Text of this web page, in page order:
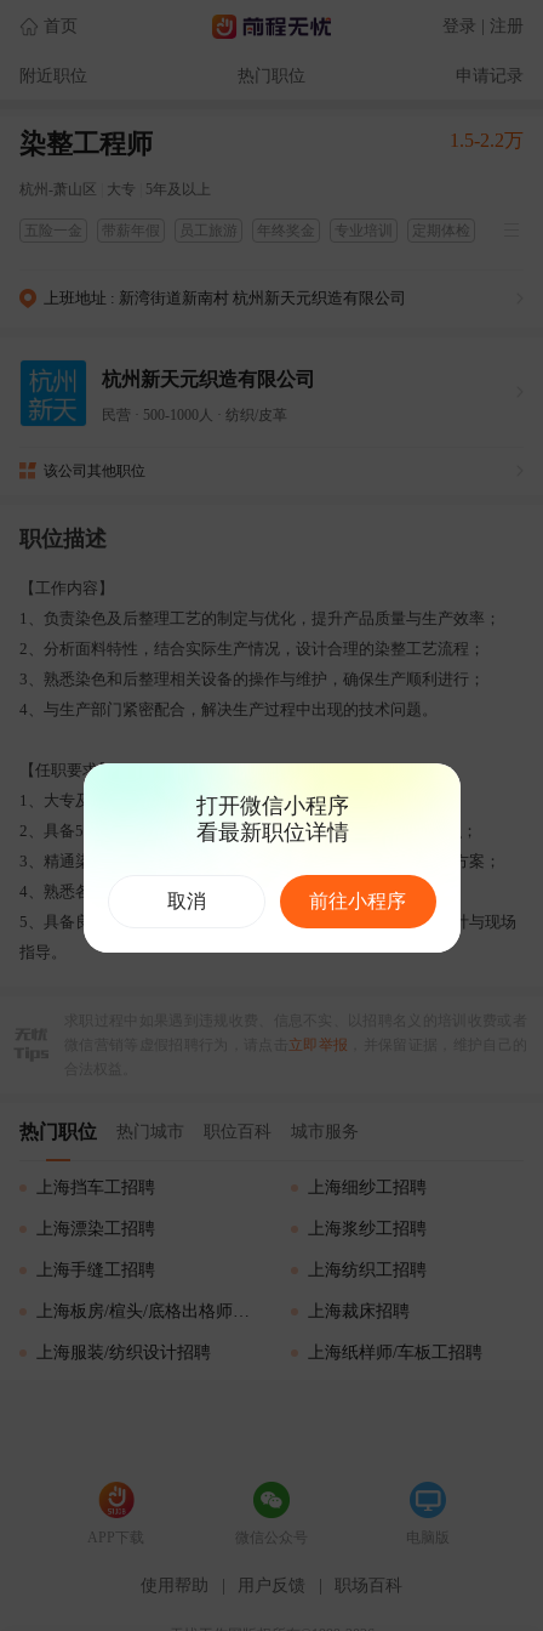
首页 登录 | 注册
附近职位 热门职位 申请记录
染整工程师 1.5-2.2万
杭州-萧山区 大专 5年及以上
五险一金 带薪年假 员工旅游 年终奖金 专业培训
定期体检
上班地址 : 新湾街道新南村 杭州新天元织造有限公司
杭州新天元织造有限公司
民营 500-1000人 纺织/皮革
该公司其他职位
职位描述
【工作内容】
1、负责染色及后整理工艺的制定与优化，提升产品质量与生产效率；
2、分析面料特性，结合实际生产情况，设计合理的染整工艺流程；
3、熟悉染色和后整理相关设备的操作与维护，确保生产顺利进行；
4、与生产部门紧密配合，解决生产过程中出现的技术问题。
【任职要求】
1、大专及以上学历，染整工程、纺织工程等相关专业背景；
2、具备5年以上染色或后整理相关工作经验，熟悉染整理论知识；
3、精通染色及后整理工艺流程，能根据面料材质制定合理工艺方案；
4、熟悉各类纤维原料特性，了解其在不同工艺下的表现；
5、具备良好的沟通能力和团队协作精神，能够独立完成工艺设计与现场
指导。
立即举报
热门职位 热门城市 职位百科 城市服务
上海挡车工招聘 上海细纱工招聘
上海漂染工招聘 上海浆纱工招聘
上海手缝工招聘 上海纺织工招聘
上海板房/楦头/底格出格师招聘 上海裁床招聘
上海服装/纺织设计招聘 上海纸样师/车板工招聘
打开微信小程序
看最新职位详情
取消 前往小程序
APP下载 微信公众号 电脑版
使用帮助 用户反馈 职场百科